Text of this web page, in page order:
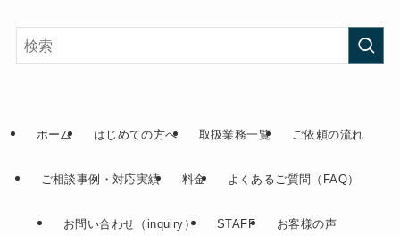
ホーム はじめての方へ 取扱業務一覧 ご依頼の流れ
ご相談事例・対応実績 料金 よくあるご質問（FAQ）
お問い合わせ（inquiry） STAFF お客様の声